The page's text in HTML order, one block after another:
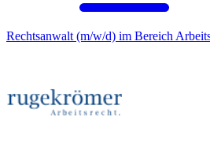
Rechtsanwalt (m/w/d) im Bereich